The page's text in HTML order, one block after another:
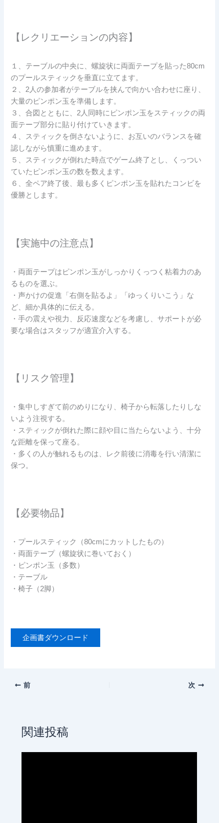
【レクリエーションの内容】
１、テーブルの中央に、螺旋状に両面テープを貼った80cm
のプールスティックを垂直に立てます。
２、2人の参加者がテーブルを挟んで向かい合わせに座り、
大量のピンポン玉を準備します。
３、合図とともに、2人同時にピンポン玉をスティックの両
面テープ部分に貼り付けていきます。
４、スティックを倒さないように、お互いのバランスを確
認しながら慎重に進めます。
５、スティックが倒れた時点でゲーム終了とし、くっつい
ていたピンポン玉の数を数えます。
６、全ペア終了後、最も多くピンポン玉を貼れたコンビを
優勝とします。
【実施中の注意点】
・両面テープはピンポン玉がしっかりくっつく粘着力のあ
るものを選ぶ。
・声かけの促進「右側を貼るよ」「ゆっくりいこう」な
ど、細か具体的に伝える。
・手の震えや視力、反応速度などを考慮し、サポートが必
要な場合はスタッフが適宜介入する。
【リスク管理】
・集中しすぎて前のめりになり、椅子から転落したりしな
いよう注視する。
・スティックが倒れた際に顔や目に当たらないよう、十分
な距離を保って座る。
・多くの人が触れるものは、レク前後に消毒を行い清潔に
保つ。
【必要物品】
・プールスティック（80cmにカットしたもの）
・両面テープ（螺旋状に巻いておく）
・ピンポン玉（多数）
・テーブル
・椅子（2脚）
企画書ダウンロード
前 次
関連投稿